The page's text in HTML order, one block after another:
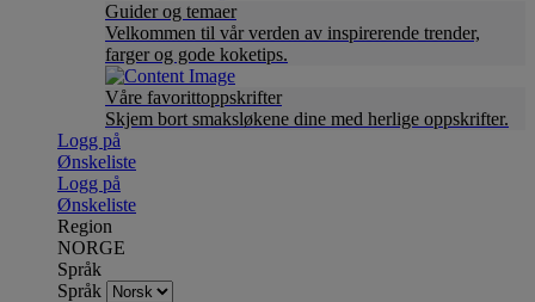
Guider og temaer
Velkommen til vår verden av inspirerende trender,
farger og gode koketips.
Våre favorittoppskrifter
Skjem bort smaksløkene dine med herlige oppskrifter.
Logg på
Ønskeliste
Logg på
Ønskeliste
Region
NORGE
Språk
Språk